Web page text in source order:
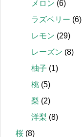
メロン (6)
ラズベリー (6)
レモン (29)
レーズン (8)
柚子 (1)
桃 (5)
梨 (2)
洋梨 (8)
桜 (8)